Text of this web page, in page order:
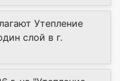
Утепление
слой в г.